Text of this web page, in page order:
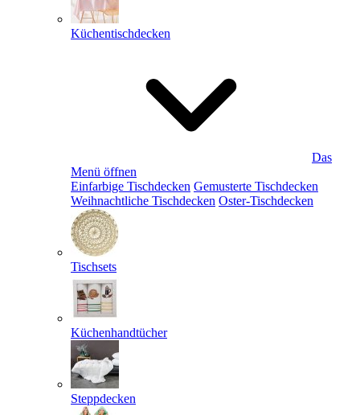
Küchentischdecken
Das
Menü öffnen
Einfarbige Tischdecken Gemusterte Tischdecken
Weihnachtliche Tischdecken Oster-Tischdecken
Tischsets
Küchenhandtücher
Steppdecken